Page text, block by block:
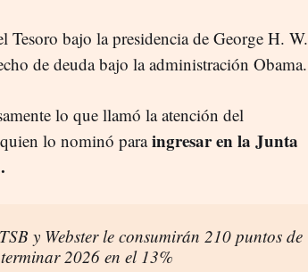
Tesoro bajo la presidencia de George H. W.
de deuda bajo la administración Obama.
lo que llamó la atención del
lo nominó paraingresar en la Junta
y Webster le consumirán 210 puntos de
2026 en el 13%